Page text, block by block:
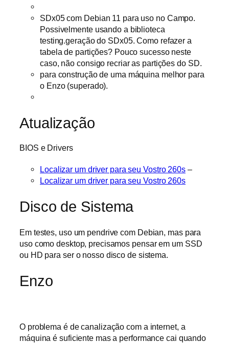
SDx05 com Debian 11 para uso no Campo.
Possivelmente usando a biblioteca
testing.geração do SDx05. Como refazer a
tabela de partições? Pouco sucesso neste
caso, não consigo recriar as partições do SD.
para construção de uma máquina melhor para
o Enzo (superado).
Atualização
BIOS e Drivers
Localizar um driver para seu Vostro 260s –
Localizar um driver para seu Vostro 260s
Disco de Sistema
Em testes, uso um pendrive com Debian, mas para
uso como desktop, precisamos pensar em um SSD
ou HD para ser o nosso disco de sistema.
Enzo
O problema é de canalização com a internet, a
máquina é suficiente mas a performance cai quando